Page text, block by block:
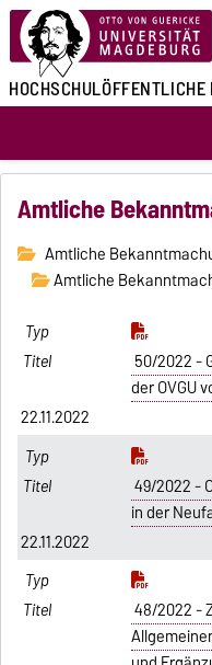
HOCHSCHULÖFFENTLICHE
Amtliche
Amtliche
Amtliche
50/2022 -
der OVGU
22.11.2022
49/2022 -
in der
22.11.2022
48/2022 -